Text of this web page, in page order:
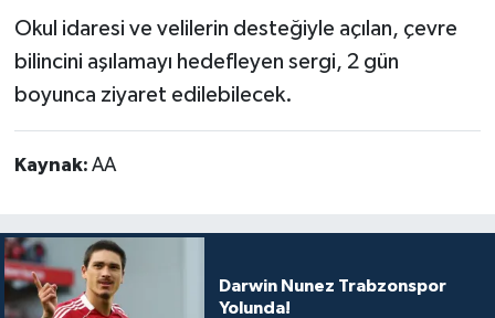
Okul idaresi ve velilerin desteğiyle açılan, çevre
bilincini aşılamayı hedefleyen sergi, 2 gün
boyunca ziyaret edilebilecek.
Kaynak: AA
Darwin Nunez Trabzonspor
Yolunda!